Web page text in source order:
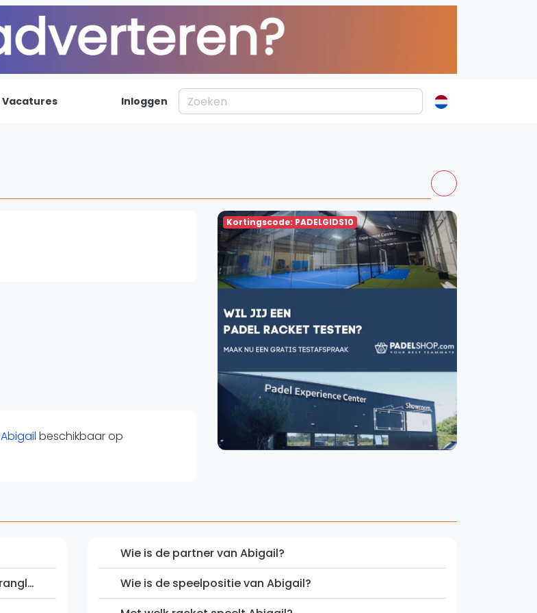
Adverteren
Insights
Join WhatsApp Community
Vacatures Inloggen
Abigail beschikbaar op
Kortingscode: PADELGIDS10
Wat is de positie van Abigail op de Nederlandse ranglijst?
Wie is de partner van Abigail?
Wie is de speelpositie van Abigail?